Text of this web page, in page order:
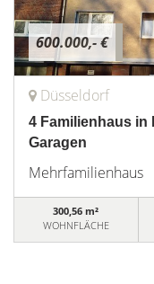
600.000,- €
Düsseldorf
4 Familienhaus in
Garagen
Mehrfamilienhaus
300,56 m²
WOHNFLÄCHE